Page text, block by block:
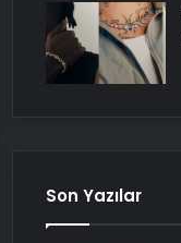
Son Yazılar